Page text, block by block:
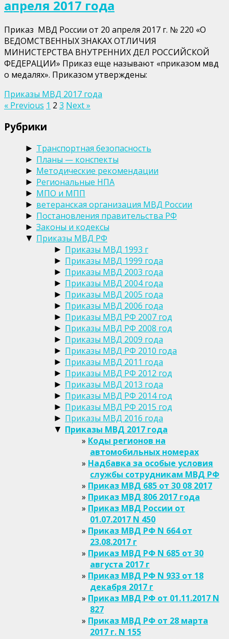
апреля 2017 года
Приказ МВД России от 20 апреля 2017 г. № 220 «О
ВЕДОМСТВЕННЫХ ЗНАКАХ ОТЛИЧИЯ
МИНИСТЕРСТВА ВНУТРЕННИХ ДЕЛ РОССИЙСКОЙ
ФЕДЕРАЦИИ» Приказ еще называют «приказом мвд
о медалях». Приказом утверждены:
Приказы МВД 2017 года
Пагинация
записей
« Previous 1 2 3 Next »
Рубрики
► Транспортная безопасность
► Планы — конспекты
► Методические рекомендации
► Региональные НПА
► МПО и МПП
► ветеранская организация МВД России
► Постановления правительства РФ
► Законы и кодексы
▼ Приказы МВД РФ
► Приказы МВД 1993 г
► Приказы МВД 1999 года
► Приказы МВД 2003 года
► Приказы МВД 2004 года
► Приказы МВД 2005 года
► Приказы МВД 2006 года
► Приказы МВД РФ 2007 год
► Приказы МВД РФ 2008 год
► Приказы МВД 2009 года
► Приказы МВД РФ 2010 года
► Приказы МВД 2011 года
► Приказы МВД РФ 2012 год
► Приказы МВД 2013 года
► Приказы МВД РФ 2014 год
► Приказы МВД РФ 2015 год
► Приказы МВД 2016 года
▼ Приказы МВД 2017 года
Коды регионов на
автомобильных номерах
Надбавка за особые условия
службы сотрудникам МВД РФ
Приказ МВД 685 от 30 08 2017
Приказ МВД 806 2017 года
Приказ МВД России от
01.07.2017 N 450
Приказ МВД РФ N 664 от
23.08.2017 г
Приказ МВД РФ N 685 от 30
августа 2017 г
Приказ МВД РФ N 933 от 18
декабря 2017 г
Приказ МВД РФ от 01.11.2017 N
827
Приказ МВД РФ от 28 марта
2017 г. N 155